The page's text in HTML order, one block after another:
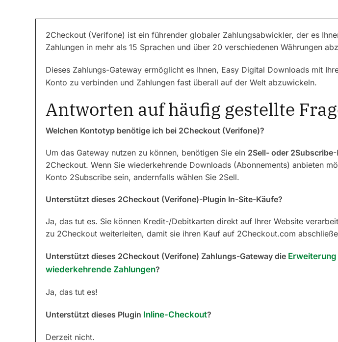
2Checkout (Verifone) ist ein führender globaler Zahlungsabwickler, der es
Zahlungen in mehr als 15 Sprachen und über 20 verschiedenen Währungen
Dieses Zahlungs-Gateway ermöglicht es Ihnen, Easy Digital Downloads mit
Konto zu verbinden und Zahlungen fast überall auf der Welt abzuwickeln.
Antworten auf häufig gestellte
Welchen Kontotyp benötige ich bei 2Checkout (Verifone)?
Um das Gateway nutzen zu können, benötigen Sie ein 2Sell- oder 2Subscribe-
2Checkout. Wenn Sie wiederkehrende Downloads (Abonnements) anbieten
Konto 2Subscribe sein, andernfalls wählen Sie 2Sell.
Unterstützt dieses 2Checkout (Verifone)-Plugin In-Site-Käufe?
Ja, das tut es. Sie können Kredit-/Debitkarten direkt auf Ihrer Website
zu 2Checkout weiterleiten, damit sie ihren Kauf auf 2Checkout.com
Unterstützt dieses 2Checkout (Verifone) Zahlungs-Gateway die
wiederkehrende Zahlungen?
Ja, das tut es!
Unterstützt dieses Plugin Inline-Checkout?
Derzeit nicht.